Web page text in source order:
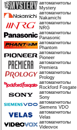
автомагнитолы
Mystery
автомагнитолы
Nakamichi
автомагнитолы
NRG
автомагнитолы
Panasonic
автомагнитолы
Phantom
автомагнитолы
Pioneer
автомагнитолы
Premiera
автомагнитолы
Prology
автомагнитолы
Rockford Fosgate
автомагнитолы
Sony
автомагнитолы
Siemens VDO
автомагнитолы
Velas
автомагнитолы
Videovox